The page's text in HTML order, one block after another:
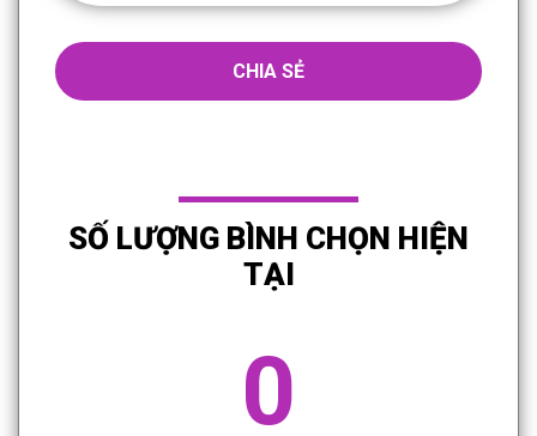
CHIA SẺ
SỐ LƯỢNG BÌNH CHỌN HIỆN
TẠI
0